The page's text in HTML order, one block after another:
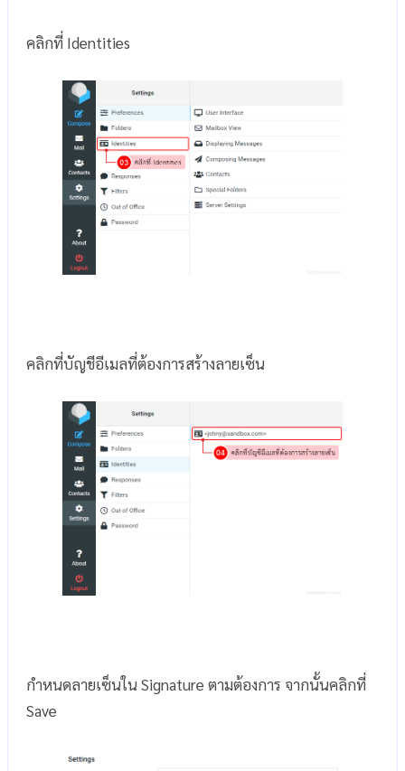
คลิกที่ Identities
คลิกที่บัญชีอีเมลที่ต้องการสร้างลายเซ็น
กำหนดลายเซ็นใน Signature ตามต้องการ จากนั้นคลิกที่
Save